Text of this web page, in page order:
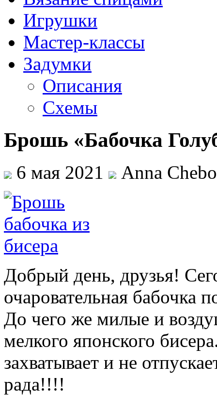
Игрушки
Мастер-классы
Задумки
Описания
Схемы
Брошь «Бабочка
6 мая 2021 Anna
Добрый день, друзья!
очаровательная бабочка
До чего же милые и
мелкого японского
захватывает и не
рада!!!!